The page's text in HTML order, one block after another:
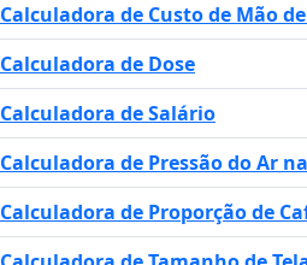
Calculadora de Custo de Mão
Calculadora de Dose
Calculadora de Salário
Calculadora de Pressão do Ar
Calculadora de Proporção de